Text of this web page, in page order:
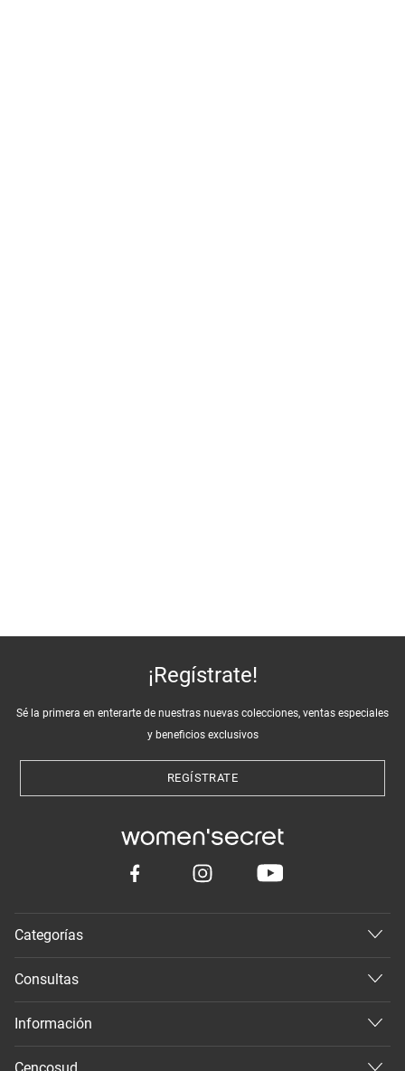
¡Regístrate!
Sé la primera en enterarte de nuestras nuevas colecciones, ventas especiales
y beneficios exclusivos
REGÍSTRATE
Categorías
Consultas
Información
Cencosud